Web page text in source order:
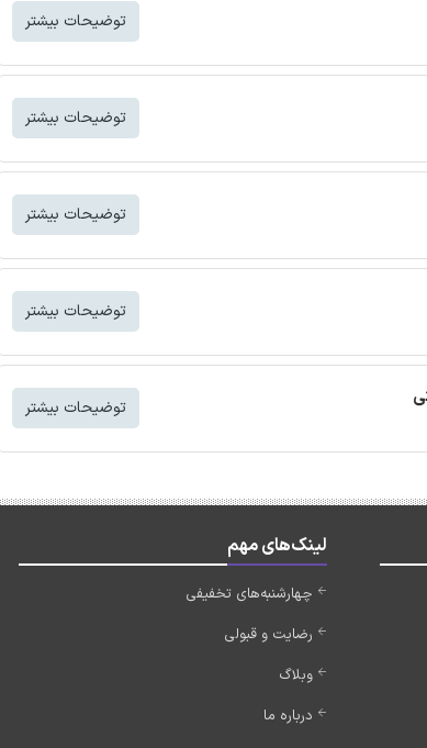
توضیحات بیشتر
توضیحات بیشتر
توضیحات بیشتر
توضیحات بیشتر
توضیحات بیشتر
لینک‌های مهم
چهارشنبه‌های تخفیفی
رضایت و قبولی
وبلاگ
درباره ما